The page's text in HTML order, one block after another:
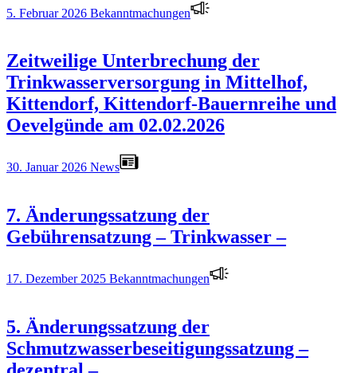
5. Februar 2026 Bekanntmachungen
Zeitweilige Unterbrechung der
Trinkwasserversorgung in Mittelhof,
Kittendorf, Kittendorf-Bauernreihe und
Oevelgünde am 02.02.2026
30. Januar 2026 News
7. Änderungssatzung der
Gebührensatzung – Trinkwasser –
17. Dezember 2025 Bekanntmachungen
5. Änderungssatzung der
Schmutzwasserbeseitigungssatzung –